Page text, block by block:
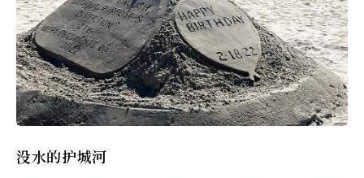
没水的护城河